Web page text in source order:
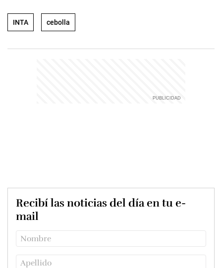
INTA cebolla
Recibí las noticias del día en tu e-
mail